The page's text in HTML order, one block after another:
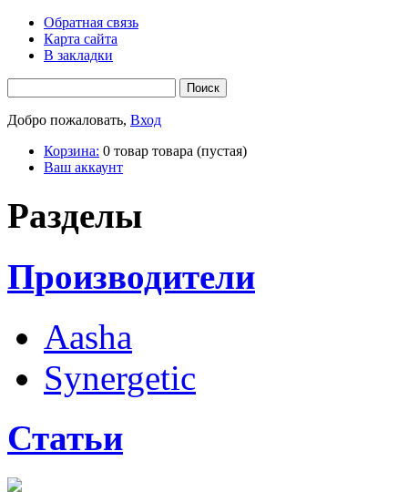
Обратная связь
Карта сайта
В закладки
Добро пожаловать, Вход
Корзина: 0 товар товара (пустая)
Ваш аккаунт
Разделы
Производители
Aasha
Synergetic
Статьи